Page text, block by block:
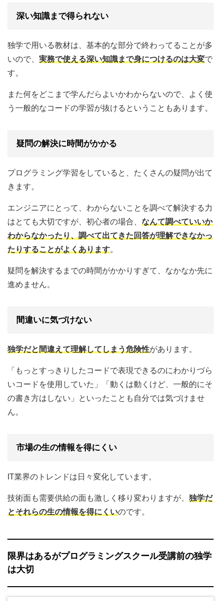
深い知識まで得られない
独学で用いる教材は、基本的な部分で終わってることが多
いので、 実務で使える深い知識まで身につけるのは大変で
す。
また何をどこまで学んだらよいかわからないので、よく使
う一般的なコードの学習が抜けるということもあります。
疑問の解決に時間がかかる
プログラミング学習をしていると、たくさんの疑問が出て
きます。
エンジニアにとって、わからないことを調べて解決する力
はとても大切ですが、初心者の場合、 なんて調べていいか
わからなかったり、調べて出てきた回答が理解できなかっ
たりすることがよくあります。
疑問を解決するまでの時間がかかりすぎて、なかなか先に
進めません。
間違いに気づけない
独学だと間違えて理解してしまう危険性があります。
「もっとすっきりしたコードで表現できるのにわかりづら
いコードを使用していた」「動くは動くけど、一般的にそ
の書き方はしない」といったことも自分では気づけませ
ん。
市場の生の情報を得にくい
IT業界のトレンドは日々変化しています。
技術面も需要供給の面も激しく移り変わりますが、 独学だ
とそれらの生の情報を得にくいのです。
限界はあるがプログラミングスクール受講前の独学
は大切